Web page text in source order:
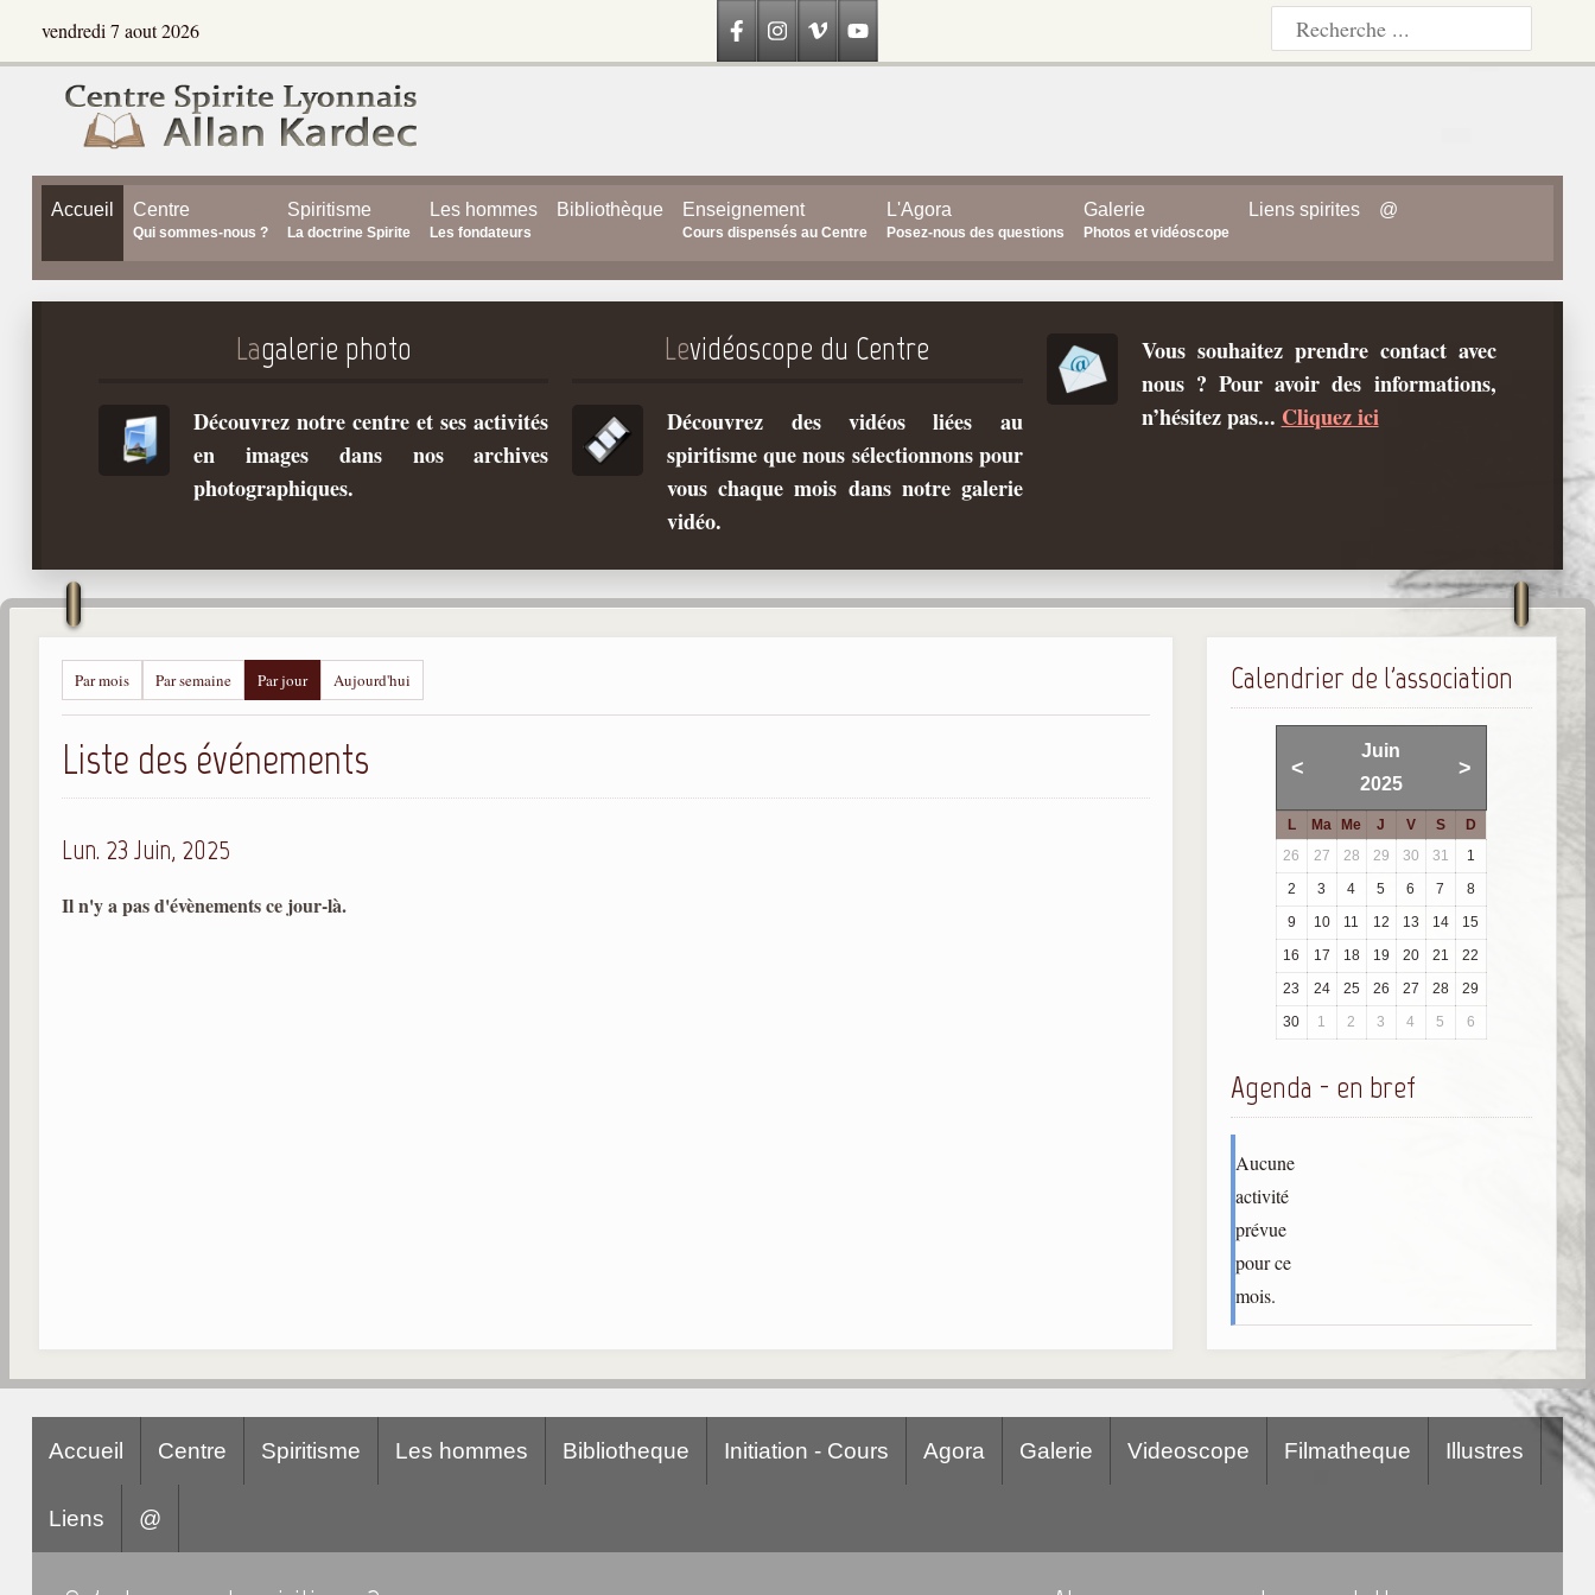
vendredi 7 aout 2026
Accueil Centre
Qui sommes-nous ?
Spiritisme
La doctrine Spirite
Les hommes
Les fondateurs
Bibliothèque Enseignement
Cours dispensés au Centre
L'Agora
Posez-nous des questions
Galerie
Photos et vidéoscope
Liens spirites @
Lagalerie photo
Découvrez notre centre et ses activités
en images dans nos archives
photographiques.
Levidéoscope du Centre
Découvrez des vidéos liées au
spiritisme que nous sélectionnons pour
vous chaque mois dans notre galerie
vidéo.
Vous souhaitez prendre contact avec
nous ? Pour avoir des informations,
n’hésitez pas... Cliquez ici
Par mois Par semaine Par jour Aujourd'hui
Liste des événements
Lun. 23 Juin, 2025
Il n'y a pas d'évènements ce jour-là.
Calendrier de l'association
<
Juin
2025
>
L Ma Me J V S
D
26
27 28 29 30 31
1
2
3 4 5 6 7
8
9
10 11 12 13 14
15
16
17 18 19 20 21
22
23
24 25 26 27 28
29
30
1 2 3 4 5 6
Agenda - en bref
Aucune
activité
prévue
pour ce
mois.
Accueil Centre Spiritisme Les hommes Bibliotheque Initiation - Cours Agora Galerie Videoscope Filmatheque Illustres
Liens @